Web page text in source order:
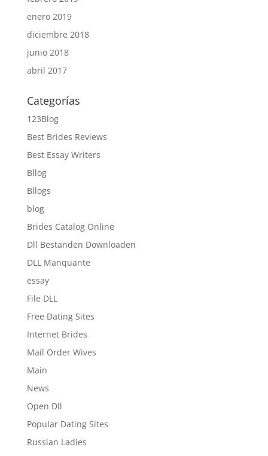
enero 2019
diciembre 2018
junio 2018
abril 2017
Categorías
123Blog
Best Brides Reviews
Best Essay Writers
Bllog
Bllogs
blog
Brides Catalog Online
Dll Bestanden Downloaden
DLL Manquante
essay
File DLL
Free Dating Sites
Internet Brides
Mail Order Wives
Main
News
Open Dll
Popular Dating Sites
Russian Ladies